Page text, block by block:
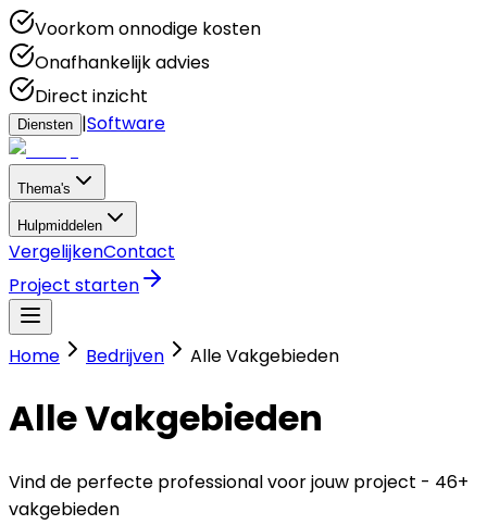
Voorkom onnodige kosten
Onafhankelijk advies
Direct inzicht
Diensten |Software
Thema's
Hulpmiddelen
VergelijkenContact
Project starten
Home Bedrijven Alle Vakgebieden
Alle Vakgebieden
Vind de perfecte professional voor jouw project - 46+
vakgebieden